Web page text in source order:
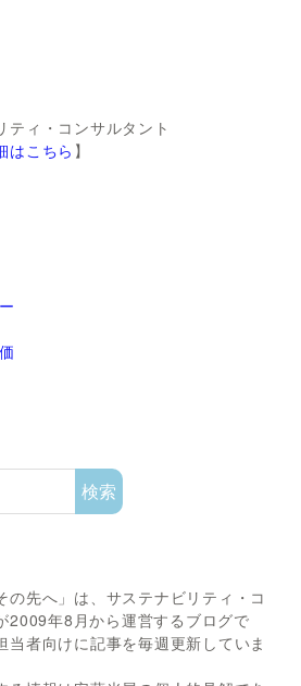
ティ・コンサルタント
はこちら 】
検索
の先へ」は、サステナビリティ・コ
2009年8月から運営するブログで
当者向けに記事を毎週更新していま